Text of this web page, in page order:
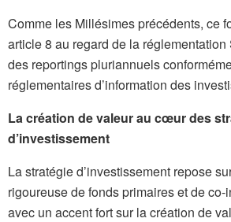
Comme les Millésimes précédents, ce
article 8 au regard de la
des reportings pluriannuels
réglementaires d’information des
La création de valeur au cœur des
d’investissement
La stratégie d’investissement repose
rigoureuse de fonds primaires et de co-
avec un accent fort sur la création de